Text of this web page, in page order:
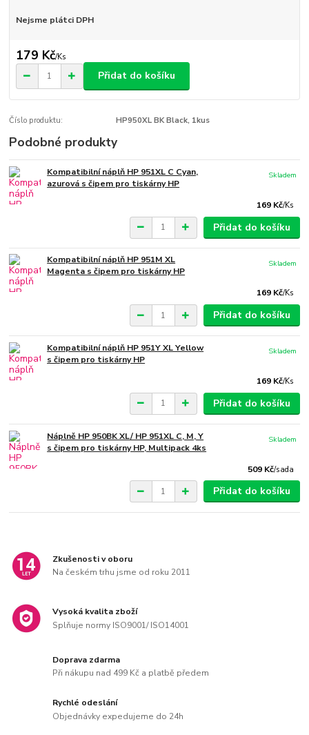
Nejsme plátci DPH
179 Kč/Ks
Přidat do košíku
Číslo produktu: HP950XL BK Black, 1kus
Podobné produkty
Kompatibilní náplň HP 951XL C Cyan,
azurová s čipem pro tiskárny HP
169 Kč/Ks
Skladem
Přidat do košíku
Kompatibilní náplň HP 951M XL
Magenta s čipem pro tiskárny HP
169 Kč/Ks
Skladem
Přidat do košíku
Kompatibilní náplň HP 951Y XL Yellow
s čipem pro tiskárny HP
169 Kč/Ks
Skladem
Přidat do košíku
Náplně HP 950BK XL/ HP 951XL C, M, Y
s čipem pro tiskárny HP, Multipack 4ks
509 Kč/sada
Skladem
Přidat do košíku
Zkušenosti v oboru
Na českém trhu jsme od roku 2011
Vysoká kvalita zboží
Splňuje normy ISO9001/ ISO14001
Doprava zdarma
Při nákupu nad 499 Kč a platbě předem
Rychlé odeslání
Objednávky expedujeme do 24h